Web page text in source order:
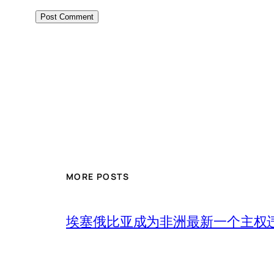
MORE POSTS
埃塞俄比亚成为非洲最新一个主权